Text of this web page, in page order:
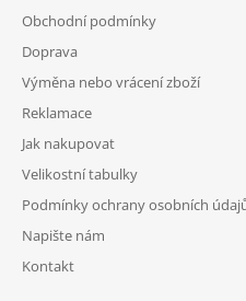
Obchodní podmínky
Doprava
Výměna nebo vrácení zboží
Reklamace
Jak nakupovat
Velikostní tabulky
Podmínky ochrany osobních
Napište nám
Kontakt